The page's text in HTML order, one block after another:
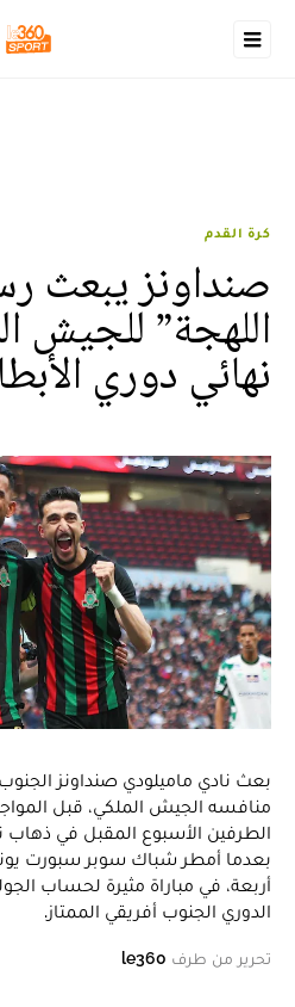
كرة القدم
صنداونز يبعث
اللهجة” للجيش
نهائي دوري
بعث نادي ماميلودي صنداونز
منافسه الجيش الملكي، قبل
الطرفين الأسبوع المقبل في ذهاب
بعدما أمطر شباك سوبر سبورت
أربعة، في مباراة مثيرة لحساب
الدوري الجنوب أفريقي الممتاز.
تحرير من طرف le360